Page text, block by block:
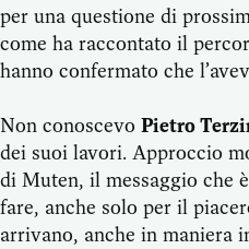
per una questione di
come ha raccontato il
hanno confermato che
Non conoscevo Pietro
dei suoi lavori. Approccio
di Muten, il messaggio che
fare, anche solo per il
arrivano, anche in maniera